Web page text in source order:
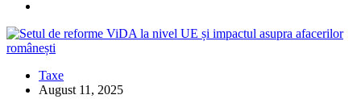
Taxe
August 11, 2025